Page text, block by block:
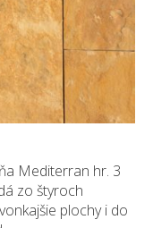
Mediterran hr. 3
zo štyroch
plochy i do